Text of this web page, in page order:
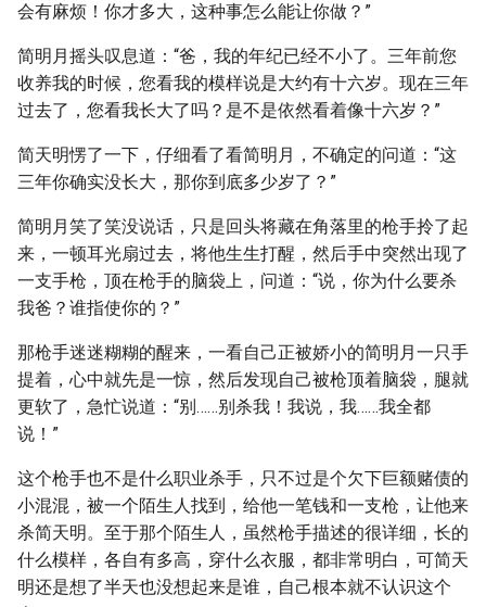
会有麻烦！你才多大，这种事怎么能让你做？”
简明月摇头叹息道：“爸，我的年纪已经不小了。三年前您
收养我的时候，您看我的模样说是大约有十六岁。现在三年
过去了，您看我长大了吗？是不是依然看着像十六岁？”
简天明愣了一下，仔细看了看简明月，不确定的问道：“这
三年你确实没长大，那你到底多少岁了？”
简明月笑了笑没说话，只是回头将藏在角落里的枪手拎了起
来，一顿耳光扇过去，将他生生打醒，然后手中突然出现了
一支手枪，顶在枪手的脑袋上，问道：“说，你为什么要杀
我爸？谁指使你的？”
那枪手迷迷糊糊的醒来，一看自己正被娇小的简明月一只手
提着，心中就先是一惊，然后发现自己被枪顶着脑袋，腿就
更软了，急忙说道：“别……别杀我！我说，我……我全都
说！”
这个枪手也不是什么职业杀手，只不过是个欠下巨额赌债的
小混混，被一个陌生人找到，给他一笔钱和一支枪，让他来
杀简天明。至于那个陌生人，虽然枪手描述的很详细，长的
什么模样，各自有多高，穿什么衣服，都非常明白，可简天
明还是想了半天也没想起来是谁，自己根本就不认识这个